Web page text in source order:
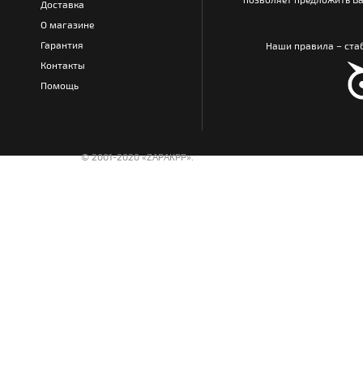
Доставка
О магазине
Гарантия
Контакты
Помощь
Наши правила –
© 2001-2020 «ZAPAKPP».